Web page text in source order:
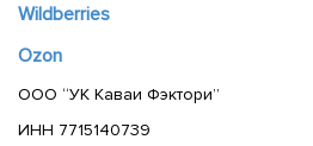
Wildberries
Ozon
ООО “УК Каваи Фэктори”
ИНН 7715140739